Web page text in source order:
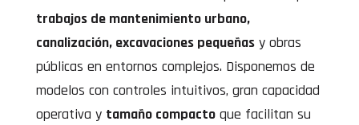
trabajos de mantenimiento urbano,
canalización, excavaciones pequeñasy obras
públicas en entornos complejos. Disponemos de
modelos con controles intuitivos, gran capacidad
operativa y tamaño compactoque facilitan su